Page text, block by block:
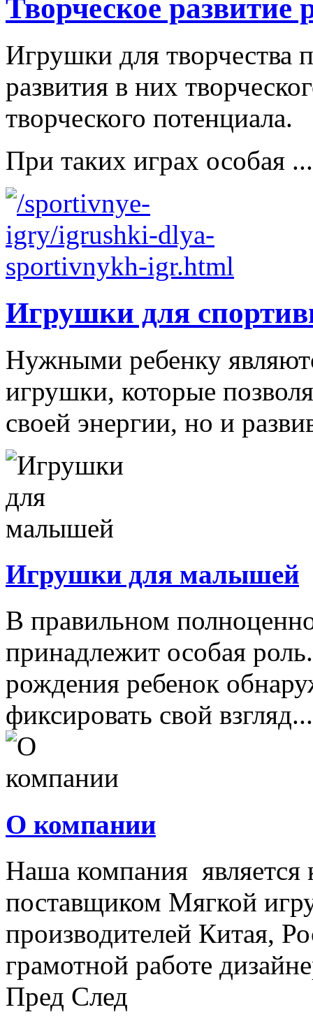
Творческое развитие
Игрушки для творчества
развития в них
творческого потенциала.
При таких играх особая ...
Игрушки для
Нужными ребенку
игрушки, которые
своей энергии, но и
Игрушки для малышей
В правильном
принадлежит особая
рождения ребенок
фиксировать свой взгляд...
О компании
Наша компания
поставщиком Мягкой
производителей Китая,
грамотной работе
Пред След